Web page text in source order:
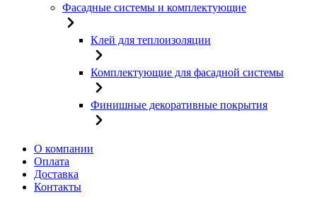
Фасадные системы и комплектующие
Клей для теплоизоляции
Комплектующие для фасадной системы
Финишные декоративные покрытия
О компании
Оплата
Доставка
Контакты